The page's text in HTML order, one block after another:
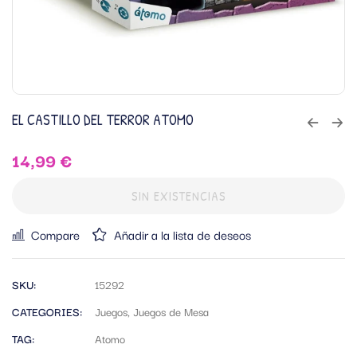
EL CASTILLO DEL TERROR ATOMO
14,99€
SIN EXISTENCIAS
Compare Añadir a la lista de deseos
SKU:
15292
CATEGORIES:
Juegos, Juegos de Mesa
TAG:
Atomo